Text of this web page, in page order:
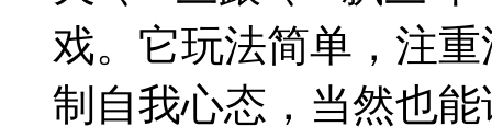
戏。它玩法简单，注
制自我心态，当然也